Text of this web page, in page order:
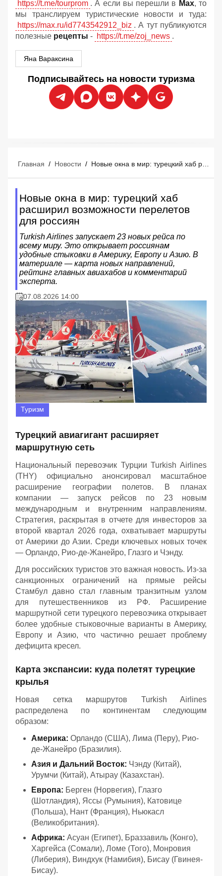
https://t.me/tourprom . А если вы перешли в Мах, то
мы транслируем туристические новости и туда:
https://max.ru/id7743542912_biz . А тут публикуются
полезные рецепты - https://t.me/zoj_news .
Яна Вараксина
Подписывайтесь на новости туризма
Главная / Новости /
Новые окна в мир: турецкий хаб
расширил возможности перелетов
для россиян
Turkish Airlines запускает 23 новых рейса по
всему миру. Это открывает россиянам
удобные стыковки в Америку, Европу и Азию. В
материале — карта новых направлений,
рейтинг главных авиахабов и комментарий
эксперта.
07.08.2026 14:00
Туризм
Турецкий авиагигант расширяет
маршрутную сеть
Национальный перевозчик Турции Turkish Airlines
(THY) официально анонсировал масштабное
расширение географии полетов. В планах
компании — запуск рейсов по 23 новым
международным и внутренним направлениям.
Стратегия, раскрытая в отчете для инвесторов за
второй квартал 2026 года, охватывает маршруты
от Америки до Азии. Среди ключевых новых точек
— Орландо, Рио-де-Жанейро, Глазго и Чэнду.
Для российских туристов это важная новость. Из-за
санкционных ограничений на прямые рейсы
Стамбул давно стал главным транзитным узлом
для путешественников из РФ. Расширение
маршрутной сети турецкого перевозчика открывает
более удобные стыковочные варианты в Америку,
Европу и Азию, что частично решает проблему
дефицита кресел.
Карта экспансии: куда полетят турецкие
крылья
Новая сетка маршрутов Turkish Airlines
распределена по континентам следующим
образом:
Америка: Орландо (США), Лима (Перу), Рио-
де-Жанейро (Бразилия).
Азия и Дальний Восток: Чэнду (Китай),
Урумчи (Китай), Атырау (Казахстан).
Европа: Берген (Норвегия), Глазго
(Шотландия), Яссы (Румыния), Катовице
(Польша), Нант (Франция), Ньюкасл
(Великобритания).
Африка: Асуан (Египет), Браззавиль (Конго),
Харгейса (Сомали), Ломе (Того), Монровия
(Либерия), Виндхук (Намибия), Бисау (Гвинея-
Бисау).